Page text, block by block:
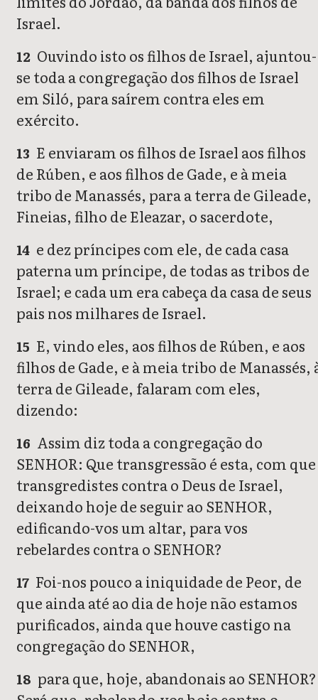
Israel.
12 Ouvindo isto os filhos de Israel, ajuntou-
se toda a congregação dos filhos de Israel
em Siló, para saírem contra eles em
exército.
13 E enviaram os filhos de Israel aos filhos
de Rúben, e aos filhos de Gade, e à meia
tribo de Manassés, para a terra de Gileade,
Fineias, filho de Eleazar, o sacerdote,
14 e dez príncipes com ele, de cada casa
paterna um príncipe, de todas as tribos de
Israel; e cada um era cabeça da casa de seus
pais nos milhares de Israel.
15 E, vindo eles, aos filhos de Rúben, e aos
filhos de Gade, e à meia tribo de Manassés,
terra de Gileade, falaram com eles,
dizendo:
16 Assim diz toda a congregação do
SENHOR: Que transgressão é esta, com que
transgredistes contra o Deus de Israel,
deixando hoje de seguir ao SENHOR,
edificando-vos um altar, para vos
rebelardes contra o SENHOR?
17 Foi-nos pouco a iniquidade de Peor, de
que ainda até ao dia de hoje não estamos
purificados, ainda que houve castigo na
congregação do SENHOR,
18 para que, hoje, abandonais ao SENHOR?